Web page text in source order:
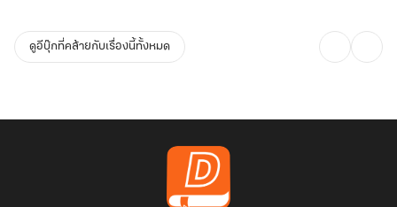
ดูอีบุ๊กที่คล้ายกับเรื่องนี้ทั้งหมด